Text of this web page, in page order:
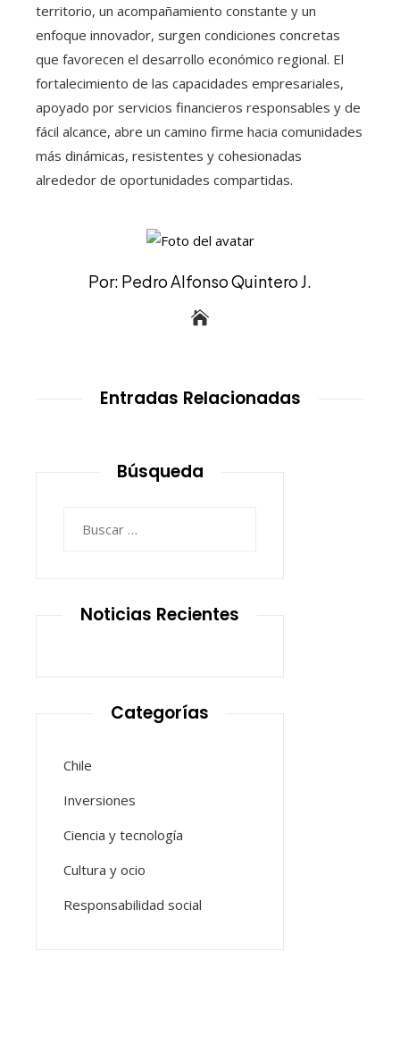
territorio, un acompañamiento constante y un
enfoque innovador, surgen condiciones concretas
que favorecen el desarrollo económico regional. El
fortalecimiento de las capacidades empresariales,
apoyado por servicios financieros responsables y de
fácil alcance, abre un camino firme hacia comunidades
más dinámicas, resistentes y cohesionadas
alrededor de oportunidades compartidas.
Por: Pedro Alfonso Quintero J.
Entradas Relacionadas
Búsqueda
Noticias Recientes
Categorías
Chile
Inversiones
Ciencia y tecnología
Cultura y ocio
Responsabilidad social